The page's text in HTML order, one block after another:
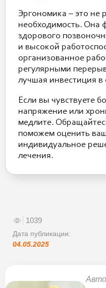
Эргономика – это не
необходимость. Она
здорового
и высокой
организованное
регулярными
лучшая инвестиция в
Если вы чувствуете
напряжение или
медлите.
поможем оценить
индивидуальное
лечения.
1039
Дата публикации:
04.05.2025